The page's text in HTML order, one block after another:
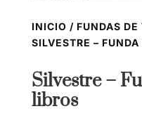
INICIO / FUNDAS
SILVESTRE –
Silvestre –
libros